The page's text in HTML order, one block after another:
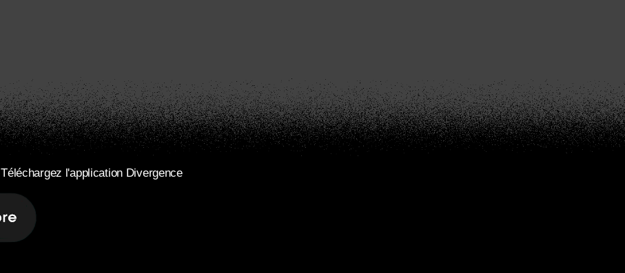
Téléchargez l'application Divergence